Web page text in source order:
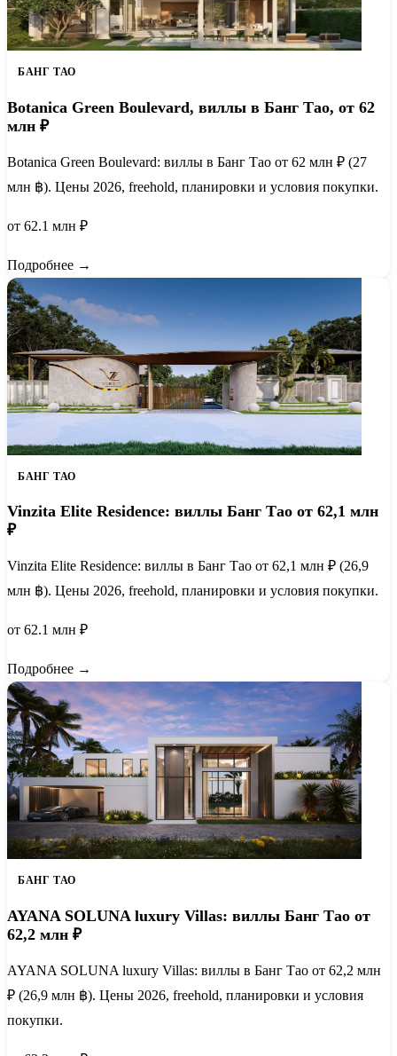
БАНГ ТАО
Botanica Green Boulevard, виллы в Банг Тао, от 62
млн ₽
Botanica Green Boulevard: виллы в Банг Тао от 62 млн ₽ (27
млн ฿). Цены 2026, freehold, планировки и условия покупки.
от 62.1 млн ₽
Подробнее →
БАНГ ТАО
Vinzita Elite Residence: виллы Банг Тао от 62,1 млн
₽
Vinzita Elite Residence: виллы в Банг Тао от 62,1 млн ₽ (26,9
млн ฿). Цены 2026, freehold, планировки и условия покупки.
от 62.1 млн ₽
Подробнее →
БАНГ ТАО
AYANA SOLUNA luxury Villas: виллы Банг Тао от
62,2 млн ₽
AYANA SOLUNA luxury Villas: виллы в Банг Тао от 62,2 млн
₽ (26,9 млн ฿). Цены 2026, freehold, планировки и условия
покупки.